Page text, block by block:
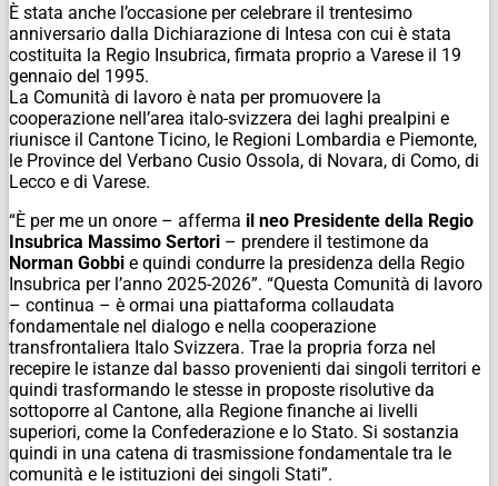
È stata anche l’occasione per celebrare il trentesimo
anniversario dalla Dichiarazione di Intesa con cui è stata
costituita la Regio Insubrica, firmata proprio a Varese il 19
gennaio del 1995.
La Comunità di lavoro è nata per promuovere la
cooperazione nell’area italo-svizzera dei laghi prealpini e
riunisce il Cantone Ticino, le Regioni Lombardia e Piemonte,
le Province del Verbano Cusio Ossola, di Novara, di Como, di
Lecco e di Varese.
“È per me un onore – afferma il neo Presidente della Regio
Insubrica Massimo Sertori – prendere il testimone da
Norman Gobbi e quindi condurre la presidenza della Regio
Insubrica per l’anno 2025-2026”. “Questa Comunità di lavoro
– continua – è ormai una piattaforma collaudata
fondamentale nel dialogo e nella cooperazione
transfrontaliera Italo Svizzera. Trae la propria forza nel
recepire le istanze dal basso provenienti dai singoli territori e
quindi trasformando le stesse in proposte risolutive da
sottoporre al Cantone, alla Regione finanche ai livelli
superiori, come la Confederazione e lo Stato. Si sostanzia
quindi in una catena di trasmissione fondamentale tra le
comunità e le istituzioni dei singoli Stati”.